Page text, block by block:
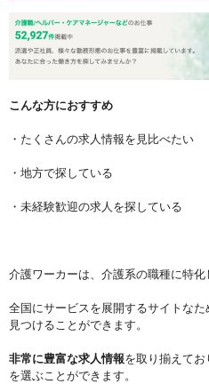
こんな方におすすめ
・たくさんの求人情報を見比べたい
・地方で探している
・未経験歓迎の求人を探している
介護ワーカーは、介護系の職種に特化
全国にサービスを展開するサイトな
見つけることができます。
非常に豊富な求人情報を取り揃えて
を選ぶことができます。